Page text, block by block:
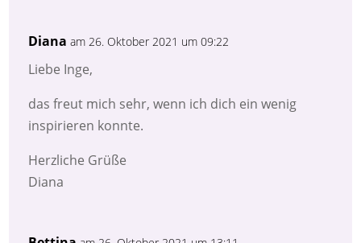
Diana am 26. Oktober 2021 um 09:22
Liebe Inge,
das freut mich sehr, wenn ich dich ein wenig
inspirieren konnte.
Herzliche Grüße
Diana